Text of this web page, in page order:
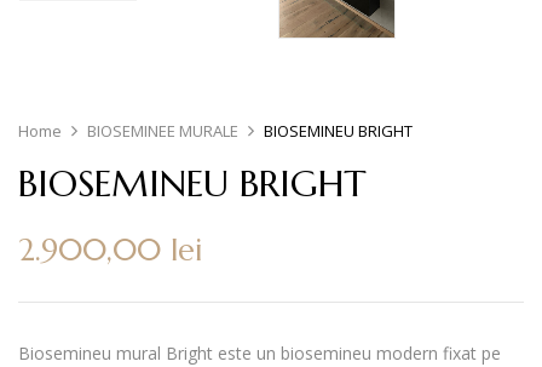
Home BIOSEMINEE MURALE BIOSEMINEU BRIGHT
BIOSEMINEU BRIGHT
2.900,00 lei
Biosemineu mural Bright este un biosemineu modern fixat pe